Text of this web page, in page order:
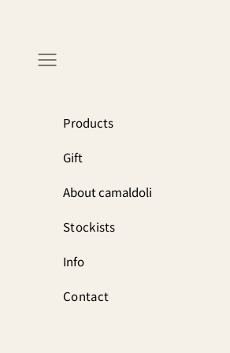
メニュー
Products
Gift
About camaldoli
Stockists
Info
Contact